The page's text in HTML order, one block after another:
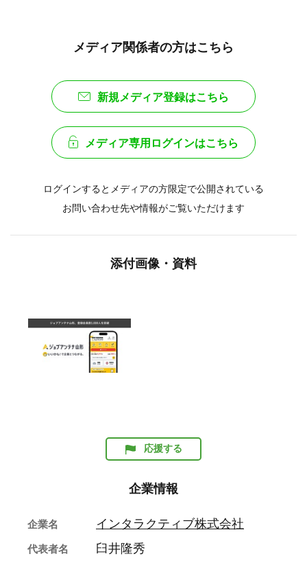
メディア関係者の方はこちら
新規メディア登録はこちら
メディア専用ログインはこちら
ログインするとメディアの方限定で公開されている
お問い合わせ先や情報がご覧いただけます
添付画像・資料
応援する
企業情報
企業名 インタラクティブ株式会社
代表者名 臼井隆秀